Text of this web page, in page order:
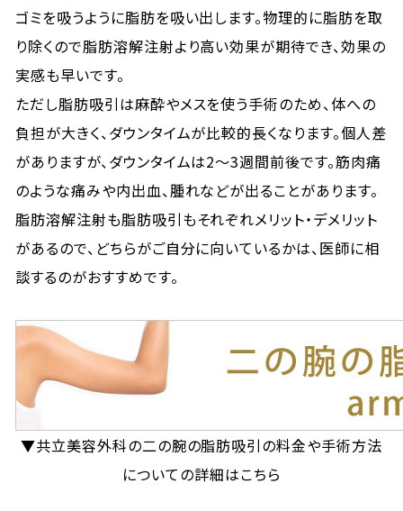
ゴミを吸うように脂肪を吸い出します。物理的に脂肪を取
り除くので脂肪溶解注射より高い効果が期待でき、効果の
実感も早いです。
ただし脂肪吸引は麻酔やメスを使う手術のため、体への
負担が大きく、ダウンタイムが比較的長くなります。個人差
がありますが、ダウンタイムは2〜3週間前後です。筋肉痛
のような痛みや内出血、腫れなどが出ることがあります。
脂肪溶解注射も脂肪吸引もそれぞれメリット・デメリット
があるので、どちらがご自分に向いているかは、医師に相
談するのがおすすめです。
▼共立美容外科の二の腕の脂肪吸引の料金や手術方法
についての詳細はこちら